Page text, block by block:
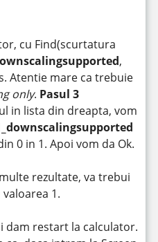
cu Find(scurtatura
,
Atentie mare ca trebuie
only. Pasul 3
in lista din dreapta, vom
0 in 1. Apoi vom da Ok.
rezultate, va trebui
1.
dam restart la calculator.